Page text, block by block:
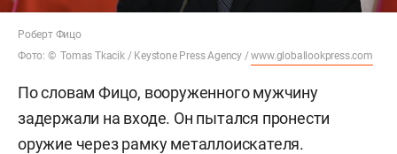
Роберт Фицо
Фото: © Tomas Tkacik / Keystone Press Agency /www.globallookpress.com
По словам Фицо, вооруженного мужчину
задержали на входе. Он пытался пронести
оружие через рамку металлоискателя.